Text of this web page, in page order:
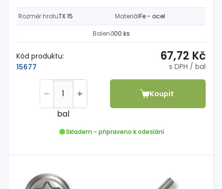
Rozměr hrotuTX 15 MateriálFe - ocel
Balení100 ks
Kód produktu:
15677
67,72 Kč
s DPH / bal
bal
Koupit
Skladem - připraveno k odeslání